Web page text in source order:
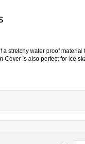
stretchy water proof
Cover is also perfect for ice